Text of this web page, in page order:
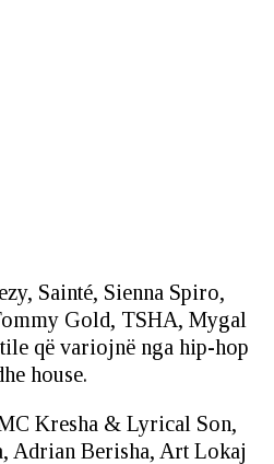
Sainté, Sienna Spiro,
Gold, TSHA, Mygal
që variojnë nga hip-hop
house.
Kresha & Lyrical Son,
Adrian Berisha, Art Lokaj